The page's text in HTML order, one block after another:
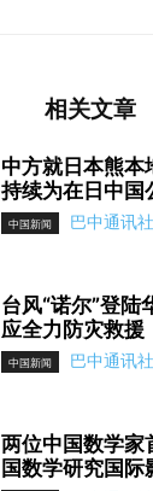
相关文章
中方就日本熊本
持续为在日中国
中国新闻 巴中通讯社
台风“诺尔”登陆
应全力防灾救援
中国新闻 巴中通讯社
两位中国数学家
国数学研究国际